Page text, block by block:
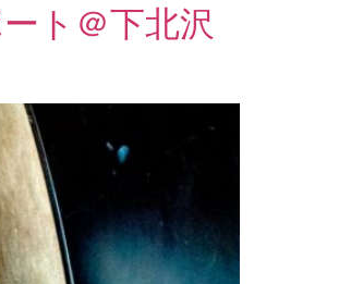
ト＠下北沢